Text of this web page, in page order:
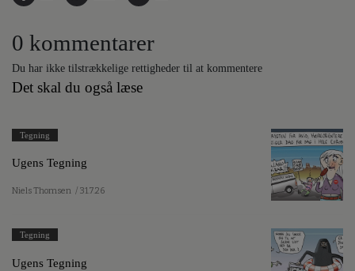
0 kommentarer
Du har ikke tilstrækkelige rettigheder til at kommentere
Det skal du også læse
Tegning
Ugens Tegning
Niels Thomsen / 31.7.26
Tegning
Ugens Tegning